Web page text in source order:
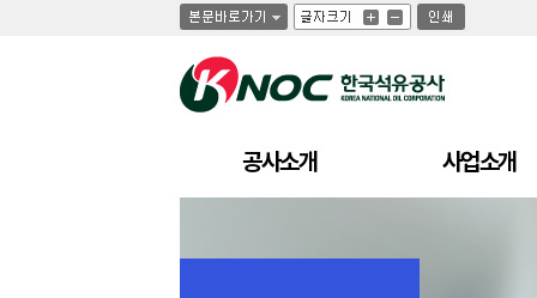
글
자
기
글
자
기
크
글
자
기
작
인
쇄
공사소개 사업소개